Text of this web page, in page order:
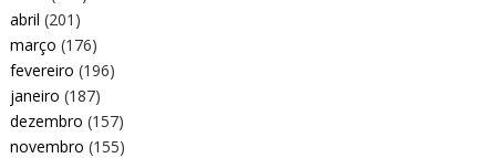
abril (201)
março (176)
fevereiro (196)
janeiro (187)
dezembro (157)
novembro (155)